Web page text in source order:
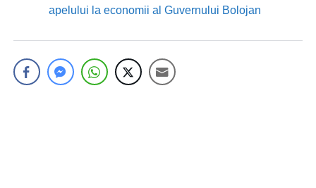
apelului la economii al Guvernului Bolojan